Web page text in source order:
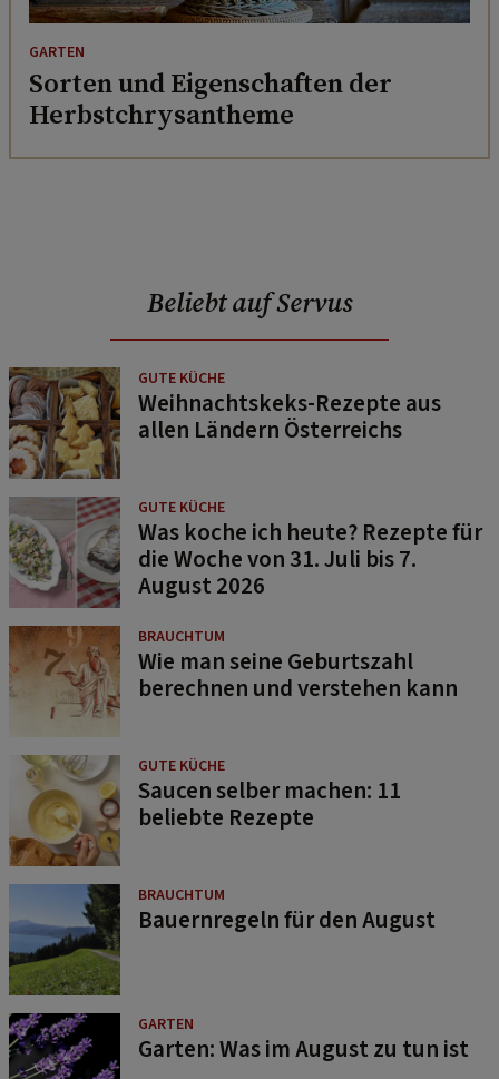
GARTEN
Sorten und Eigenschaften der
Herbstchrysantheme
Beliebt auf Servus
GUTE KÜCHE
Weihnachtskeks-Rezepte aus
allen Ländern Österreichs
GUTE KÜCHE
Was koche ich heute? Rezepte für
die Woche von 31. Juli bis 7.
August 2026
BRAUCHTUM
Wie man seine Geburtszahl
berechnen und verstehen kann
GUTE KÜCHE
Saucen selber machen: 11
beliebte Rezepte
BRAUCHTUM
Bauernregeln für den August
GARTEN
Garten: Was im August zu tun ist